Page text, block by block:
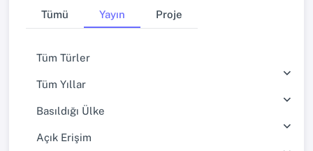
Tümü Yayın Proje
Tüm Türler
Tüm Yıllar
Basıldığı Ülke
Açık Erişim